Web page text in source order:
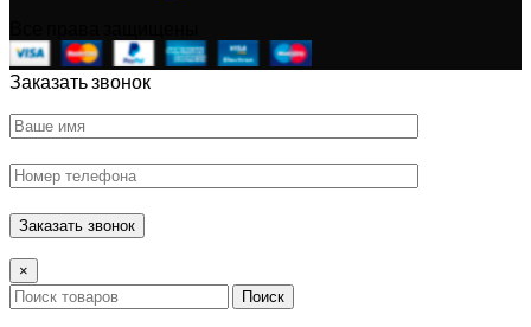
Заказать звонок
×
Поиск